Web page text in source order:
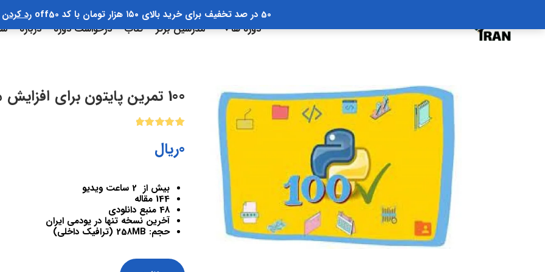
50 در صد تخفیف برای خرید بالای ۱۵۰ هزار تومان با کد off50 رد کردن
دوره ها مدرسین برتر کتاب درخواست دوره درباره
100 تمرین پایتون برای افزایش مهارت
5.00
در
امتیازدهی0ریال
بیش از 2 ساعت ویدیو
144 مقاله
48 منبع دانلودی
آخرین نسخه تنها در یودمی ایران
حجم: 258MB (ترافیک داخلی)